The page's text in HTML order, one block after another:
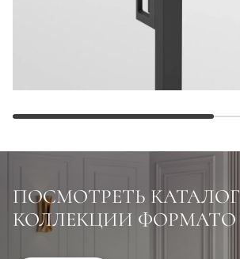
ПОСМОТРЕТЬ КАТАЛОГ
КОЛЛЕКЦИИ ФОРМАТО